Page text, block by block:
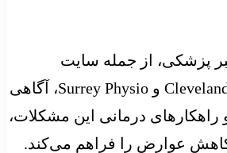
پزشکی، از جمله سایت
Cleveland Clinic، Healthline و Surrey Physio، آگاهی
راهکارهای درمانی این مشکلات،
عوارض را فراهم می‌کند.